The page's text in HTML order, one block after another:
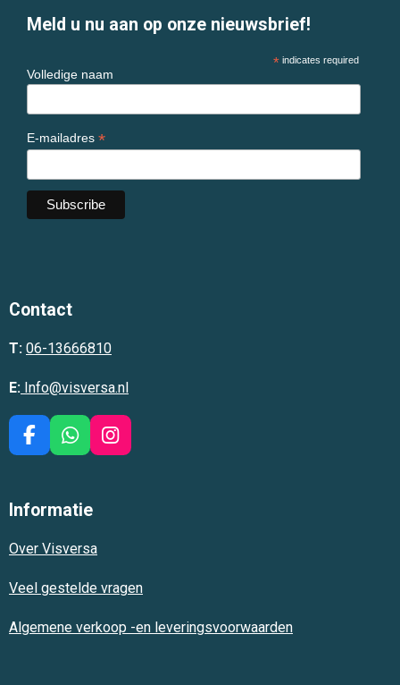
Meld u nu aan op onze nieuwsbrief!
* indicates required
Volledige naam
E-mailadres *
Contact
T: 06-13666810
E: Info@visversa.nl
F
a
b
o
W
h
s
p
I
n
m
Informatie
Over Visversa
Veel gestelde vragen
Algemene verkoop -en leveringsvoorwaarden